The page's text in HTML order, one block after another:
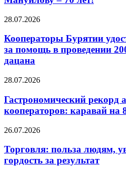
28.07.2026
Кооператоры Бурятии
за помощь в проведении
дацана
28.07.2026
Гастрономический рекорд
кооператоров: каравай на
26.07.2026
Торговля: польза людям,
гордость за результат